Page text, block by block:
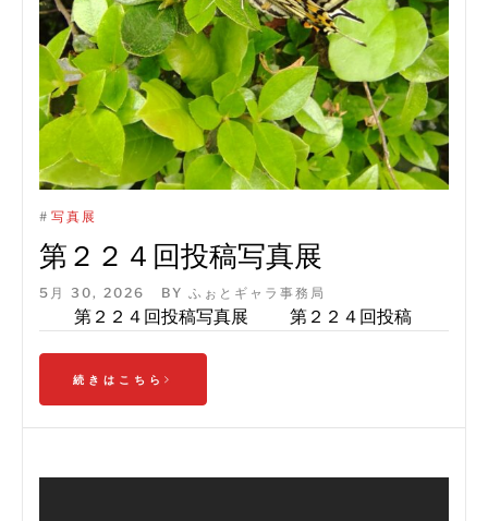
# 写真展
第２２４回投稿写真展
5月 30, 2026 BY ふぉとギャラ事務局
第２２４回投稿写真展 第２２４回投稿
続きはこちら